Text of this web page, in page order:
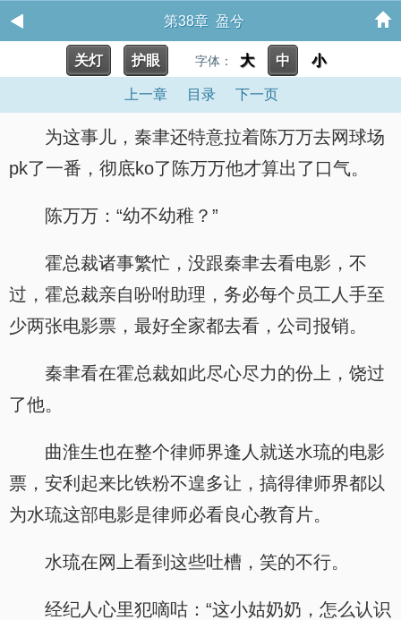
第38章 盈兮
关灯 护眼 字体： 大 中 小
上一章 目录 下一页
为这事儿，秦聿还特意拉着陈万万去网球场
pk了一番，彻底ko了陈万万他才算出了口气。
陈万万：“幼不幼稚？”
霍总裁诸事繁忙，没跟秦聿去看电影，不
过，霍总裁亲自吩咐助理，务必每个员工人手至
少两张电影票，最好全家都去看，公司报销。
秦聿看在霍总裁如此尽心尽力的份上，饶过
了他。
曲淮生也在整个律师界逢人就送水琉的电影
票，安利起来比铁粉不遑多让，搞得律师界都以
为水琉这部电影是律师必看良心教育片。
水琉在网上看到这些吐槽，笑的不行。
经纪人心里犯嘀咕：“这小姑奶奶，怎么认识